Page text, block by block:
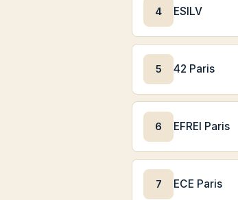
4 ESILV
5 42 Paris
6 EFREI Paris
7 ECE Paris